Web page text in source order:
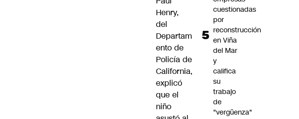
Henry,
del
Departam
ento de
Policía de
California,
explicó
que el
niño
cuestionadas
por
reconstrucción
en Viña
del Mar
y
califica
su
trabajo
de
"vergüenza"